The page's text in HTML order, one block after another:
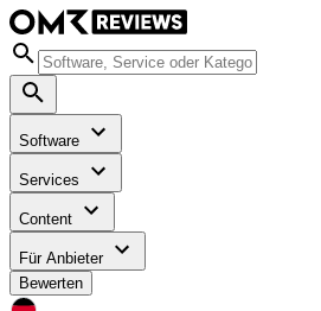
Software
Services
Content
Für Anbieter
Bewerten